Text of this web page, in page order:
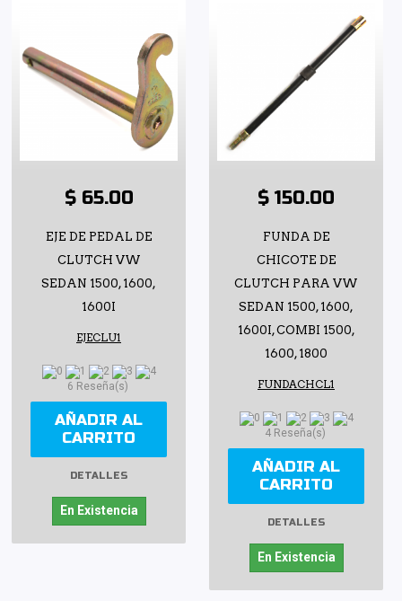
$ 65.00
EJE DE PEDAL DE
CLUTCH VW
SEDAN 1500, 1600,
1600I
EJECLU1
6 Reseña(s)
AÑADIR AL
CARRITO
DETALLES
En Existencia
$ 150.00
FUNDA DE
CHICOTE DE
CLUTCH PARA VW
SEDAN 1500, 1600,
1600I, COMBI 1500,
1600, 1800
FUNDACHCL1
4 Reseña(s)
AÑADIR AL
CARRITO
DETALLES
En Existencia